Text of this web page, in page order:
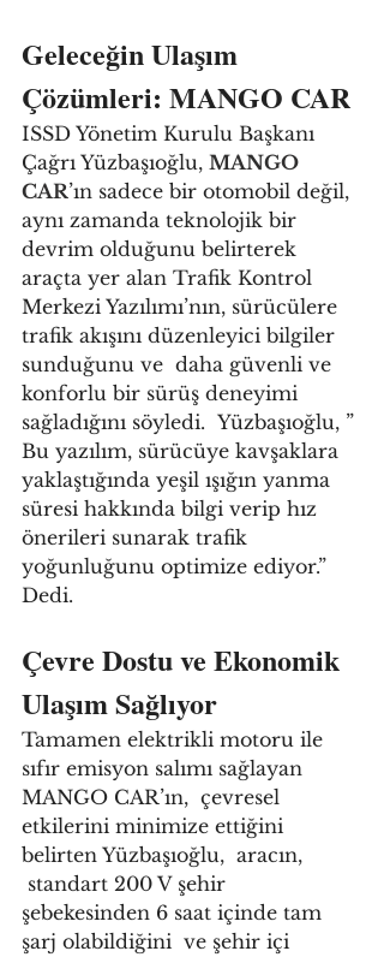
Geleceğin Ulaşım
Çözümleri: MANGO CAR
ISSD Yönetim Kurulu Başkanı
Çağrı Yüzbaşıoğlu, MANGO
CAR’ın sadece bir otomobil değil,
aynı zamanda teknolojik bir
devrim olduğunu belirterek
araçta yer alan Trafik Kontrol
Merkezi Yazılımı’nın, sürücülere
trafik akışını düzenleyici bilgiler
sunduğunu ve  daha güvenli ve
konforlu bir sürüş deneyimi
sağladığını söyledi.  Yüzbaşıoğlu, ”
Bu yazılım, sürücüye kavşaklara
yaklaştığında yeşil ışığın yanma
süresi hakkında bilgi verip hız
önerileri sunarak trafik
yoğunluğunu optimize ediyor.”
Dedi.
Çevre Dostu ve Ekonomik
Ulaşım Sağlıyor
Tamamen elektrikli motoru ile
sıfır emisyon salımı sağlayan
MANGO CAR’ın,  çevresel
etkilerini minimize ettiğini
belirten Yüzbaşıoğlu,  aracın,
standart 200 V şehir
şebekesinden 6 saat içinde tam
şarj olabildiğini  ve şehir içi